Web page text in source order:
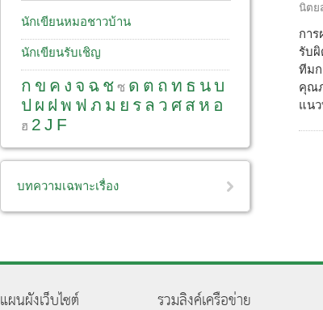
นิตย
กา
รับ
ทีม
คุณ
แนว
นักเขียนหมอชาวบ้าน
นักเขียนรับเชิญ
ก ข ค ง จ ฉ ช ซ ด ต ถ ท ธ นบ
ป ผ ฝ พ ฟ ภ ม ย ร ล ว ศ ส ห อ
ฮ 2 J F
บทความเฉพาะเรื่อง
แผนผังเว็บไซต์ รวมลิงค์เครือข่าย